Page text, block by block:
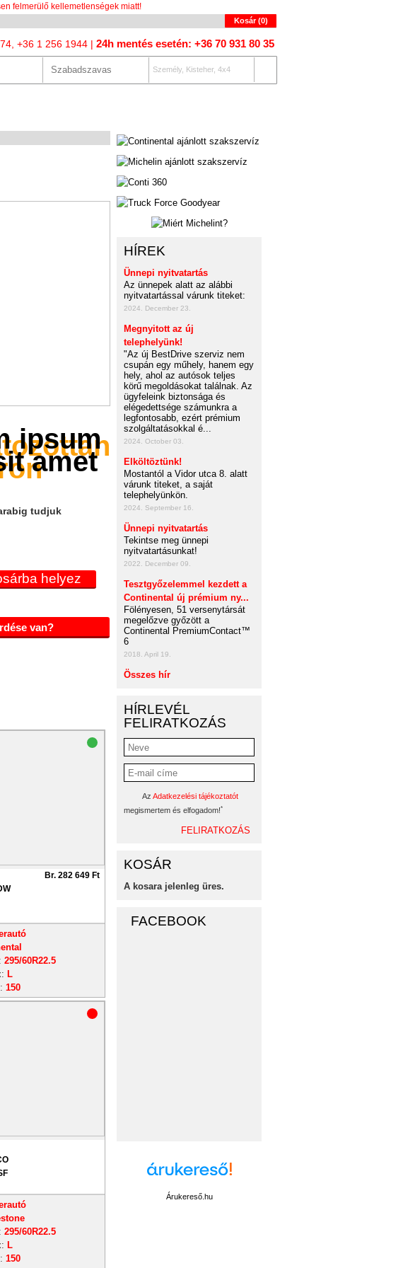
felmerülő kellemetlenségek miatt!
Kosár (0)
+36 1 256 1944 | 24h mentés esetén: +36 70 931 80 35
Személy, Kisteher, 4x4
tudjuk
van?
Br. 282 649 Ft
295/60R22.5
L
150
295/60R22.5
L
150
HÍREK
Ünnepi nyitvatartás
Az ünnepek alatt az alábbi
nyitvatartással várunk titeket:
2024. December 23.
Megnyitott az új
telephelyünk!
"Az új BestDrive szerviz nem
csupán egy műhely, hanem egy
hely, ahol az autósok teljes
körű megoldásokat találnak. Az
ügyfeleink biztonsága és
elégedettsége számunkra a
legfontosabb, ezért prémium
szolgáltatásokkal é...
2024. October 03.
Elköltöztünk!
Mostantól a Vidor utca 8. alatt
várunk titeket, a saját
telephelyünkön.
2024. September 16.
Ünnepi nyitvatartás
Tekintse meg ünnepi
nyitvatartásunkat!
2022. December 09.
Tesztgyőzelemmel kezdett a
Continental új prémium ny...
Fölényesen, 51 versenytársát
megelőzve győzött a
Continental PremiumContact™
6
2018. April 19.
Összes hír
HÍRLEVÉL
FELIRATKOZÁS
Az Adatkezelési tájékoztatót
megismertem és elfogadom!*
KOSÁR
A kosara jelenleg üres.
FACEBOOK
Árukereső.hu